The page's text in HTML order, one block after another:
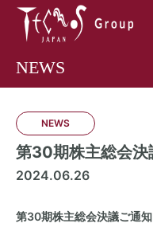
NEWS
NEWS
第30期株主総会決
2024.06.26
第30期株主総会決議ご通知